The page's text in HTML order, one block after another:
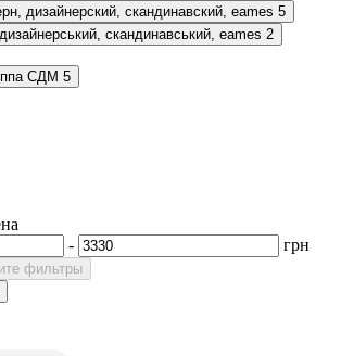
дизайнерский, скандинавский, eames 5
скандинавський, eames 2
СДМ 5
-
грн
фильтры